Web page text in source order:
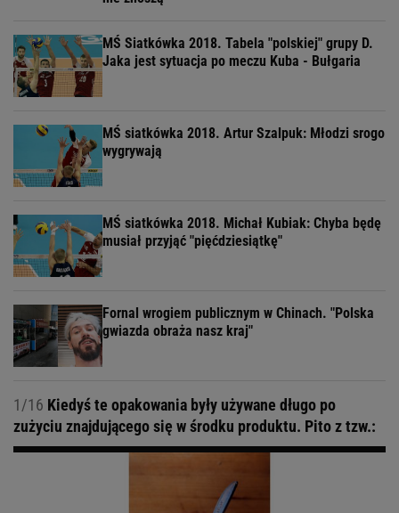
MŚ Siatkówka 2018. Tabela "polskiej" grupy D.
Jaka jest sytuacja po meczu Kuba - Bułgaria
MŚ siatkówka 2018. Artur Szalpuk: Młodzi srogo
wygrywają
MŚ siatkówka 2018. Michał Kubiak: Chyba będę
musiał przyjąć "pięćdziesiątkę"
Fornal wrogiem publicznym w Chinach. "Polska
gwiazda obraża nasz kraj"
1/16 Kiedyś te opakowania były używane długo po
zużyciu znajdującego się w środku produktu. Pito z tzw.: